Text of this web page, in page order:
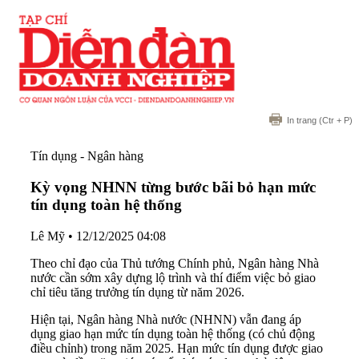
In trang (Ctr + P)
Tín dụng - Ngân hàng
Kỳ vọng NHNN từng bước bãi bỏ hạn mức
tín dụng toàn hệ thống
Lê Mỹ • 12/12/2025 04:08
Theo chỉ đạo của Thủ tướng Chính phủ, Ngân hàng Nhà
nước cần sớm xây dựng lộ trình và thí điểm việc bỏ giao
chỉ tiêu tăng trưởng tín dụng từ năm 2026.
Hiện tại, Ngân hàng Nhà nước (NHNN) vẫn đang áp
dụng giao hạn mức tín dụng toàn hệ thống (có chủ động
điều chỉnh) trong năm 2025. Hạn mức tín dụng được giao